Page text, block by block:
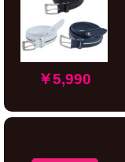
￥5,990